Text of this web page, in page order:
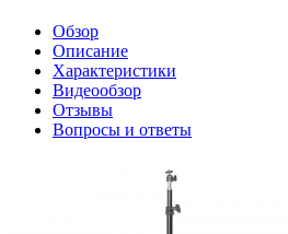
Обзор
Описание
Характеристики
Видеообзор
Отзывы
Вопросы и ответы